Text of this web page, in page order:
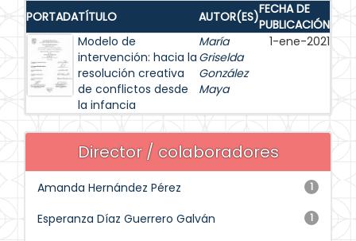
PORTADATÍTULO AUTOR(ES)FECHA DE
PUBLICACIÓN
Modelo de
intervención: hacia la
resolución creativa
de conflictos desde
la infancia
María
Griselda
González
Maya
1-ene-2021
Director / colaboradores
1
Amanda Hernández Pérez
1
Esperanza Díaz Guerrero Galván